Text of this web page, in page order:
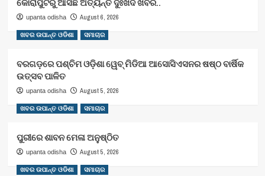
upanta odisha August 6, 2026
ଖବର ଉପାନ୍ତ ଓଡିଶା ସମାଚାର
ବରଗଡ଼ରେ ପଶ୍ଚିମ ଓଡ଼ିଶା ୱେବ୍ ମିଡିଆ ଆସୋସିଏସନର ଷଷ୍ଠ ବାର୍ଷିକ
ଉତ୍ସବ ପାଳିତ
upanta odisha August 5, 2026
ଖବର ଉପାନ୍ତ ଓଡିଶା ସମାଚାର
ପୁରୀରେ ଶାବନ ମେଳା ଅନୁଷ୍ଠିତ
upanta odisha August 5, 2026
ଖବର ଉପାନ୍ତ ଓଡିଶା ସମାଚାର